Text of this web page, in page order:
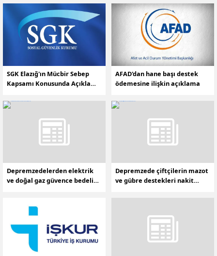
SGK Elazığ'ın Mücbir Sebep
Kapsamı Konusunda Açıklama
AFAD'dan hane başı destek
ödemesine ilişkin açıklama
Depremzedelerden elektrik
ve doğal gaz güvence bedeli
Depremzede çiftçilerin mazot
ve gübre destekleri nakit